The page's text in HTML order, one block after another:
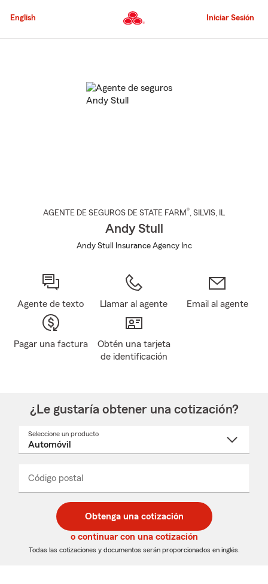
al
principal
English Iniciar Sesión
AGENTE DE SEGUROS DE STATE FARM®, SILVIS, IL
Andy Stull
Andy Stull Insurance Agency Inc
Agente de texto Llamar al agente Email al agente
Pagar una factura
Obtén una tarjeta
de identificación
¿Le gustaría obtener una cotización?
Seleccione un producto
desplegable
Código postal
de
5
dígitos
de
5
dígitos
_____
Obtenga una cotización
o continuar con una cotización
Todas las cotizaciones y documentos serán proporcionados en inglés.